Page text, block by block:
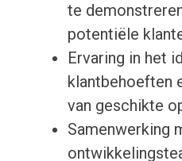
te
potentiële
Ervaring in het
klantbehoeften
van geschikte
Samenwerking